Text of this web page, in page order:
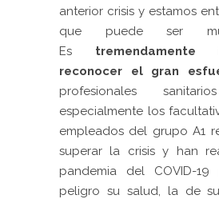
anterior crisis y estamos
que puede ser
Es
reconocer el gran
profesionales
especialmente los
empleados del grupo A1
superar la crisis y han
pandemia del COVID-
peligro su salud, la de